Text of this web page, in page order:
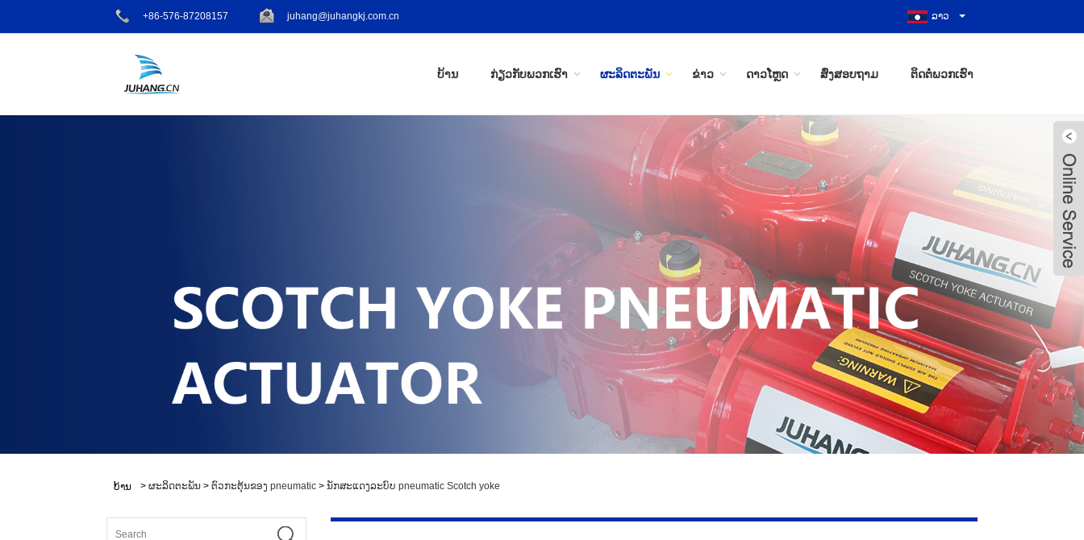
+86-576-87208157 juhang@juhangkj.com.cn ລາວ
ບ້ານ ກ່ຽວ​ກັບ​ພວກ​ເຮົາ ຜະລິດຕະພັນ ຂ່າວ ດາວໂຫຼດ ສົ່ງສອບຖາມ ຕິດ​ຕໍ່​ພວກ​ເຮົາ
ບ້ານ > ຜະລິດຕະພັນ > ຕົວກະຕຸ້ນຂອງ pneumatic > ນັກສະແດງລະບົບ pneumatic Scotch yoke